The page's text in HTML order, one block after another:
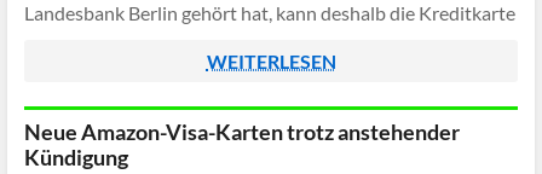
Landesbank Berlin gehört hat, kann deshalb die Kreditkarte
WEITERLESEN
Neue Amazon-Visa-Karten trotz anstehender
Kündigung